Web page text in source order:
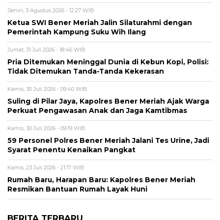
Senin, 3 Agustus 2026 - 12:27 WIB
Ketua SWI Bener Meriah Jalin Silaturahmi dengan
Pemerintah Kampung Suku Wih Ilang
Jumat, 31 Juli 2026 - 18:46 WIB
Pria Ditemukan Meninggal Dunia di Kebun Kopi, Polisi:
Tidak Ditemukan Tanda-Tanda Kekerasan
Kamis, 30 Juli 2026 - 09:40 WIB
Suling di Pilar Jaya, Kapolres Bener Meriah Ajak Warga
Perkuat Pengawasan Anak dan Jaga Kamtibmas
Kamis, 30 Juli 2026 - 09:19 WIB
59 Personel Polres Bener Meriah Jalani Tes Urine, Jadi
Syarat Penentu Kenaikan Pangkat
Kamis, 23 Juli 2026 - 21:17 WIB
Rumah Baru, Harapan Baru: Kapolres Bener Meriah
Resmikan Bantuan Rumah Layak Huni